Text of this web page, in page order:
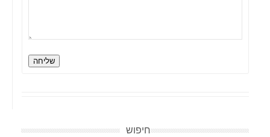
שליחה
חיפוש